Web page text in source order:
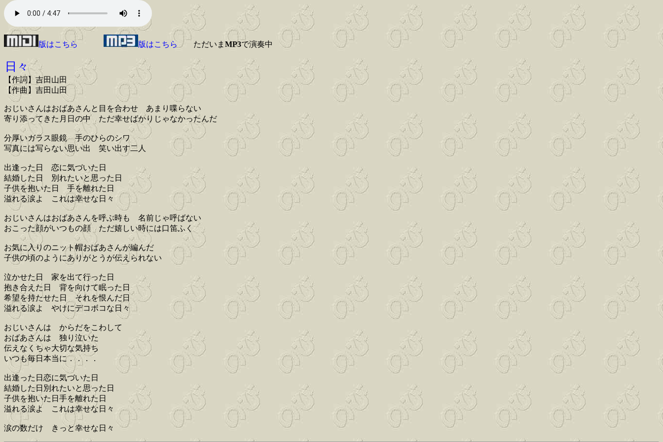
版はこちら 版はこちらただいま MP3で演奏中
日々
【作詞】吉田山田
【作曲】吉田山田
おじいさんはおばあさんと目を合わせ あまり喋らない
寄り添ってきた月日の中 ただ幸せばかりじゃなかったんだ
分厚いガラス眼鏡 手のひらのシワ
写真には写らない思い出 笑い出す二人
出逢った日 恋に気づいた日
結婚した日 別れたいと思った日
子供を抱いた日 手を離れた日
溢れる涙よ これは幸せな日々
おじいさんはおばあさんを呼ぶ時も 名前じゃ呼ばない
おこった顔がいつもの顔 ただ嬉しい時には口笛ふく
お気に入りのニット帽おばあさんが編んだ
子供の頃のようにありがとうが伝えられない
泣かせた日 家を出て行った日
抱き合えた日 背を向けて眠った日
希望を持たせた日 それを恨んだ日
溢れる涙よ やけにデコボコな日々
おじいさんは からだをこわして
おばあさんは 独り泣いた
伝えなくちゃ大切な気持ち
いつも毎日本当に．．．．
出逢った日恋に気づいた日
結婚した日別れたいと思った日
子供を抱いた日手を離れた日
溢れる涙よ これは幸せな日々
涙の数だけ きっと幸せな日々